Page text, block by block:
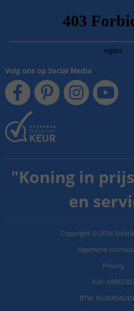
Volg ons op Social Media
"Koning in
en
Copyright © 2026
Algemene
Privacy
KvK:
BTW: